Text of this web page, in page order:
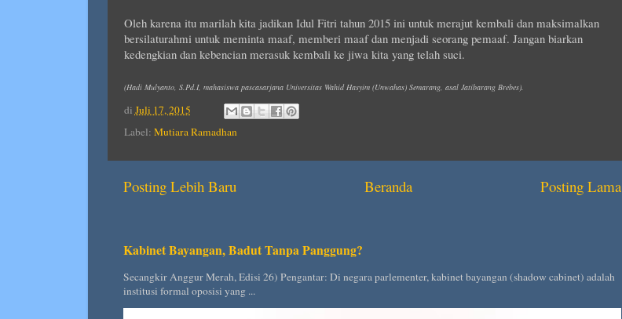
Oleh karena itu marilah kita jadikan Idul Fitri tahun 2015 ini untuk merajut kembali dan maksimalkan
bersilaturahmi untuk meminta maaf, memberi maaf dan menjadi seorang pemaaf. Jangan biarkan
kedengkian dan kebencian merasuk kembali ke jiwa kita yang telah suci.
(Hadi Mulyanto, S.Pd.I, mahasiswa pascasarjana Universitas Wahid Hasyim (Unwahas) Semarang, asal Jatibarang Brebes).
di Juli 17, 2015
Label: Mutiara Ramadhan
Posting Lebih Baru Posting Lama
Beranda
Kabinet Bayangan, Badut Tanpa Panggung?
Secangkir Anggur Merah, Edisi 26) Pengantar: Di negara parlementer, kabinet bayangan (shadow cabinet) adalah
institusi formal oposisi yang ...